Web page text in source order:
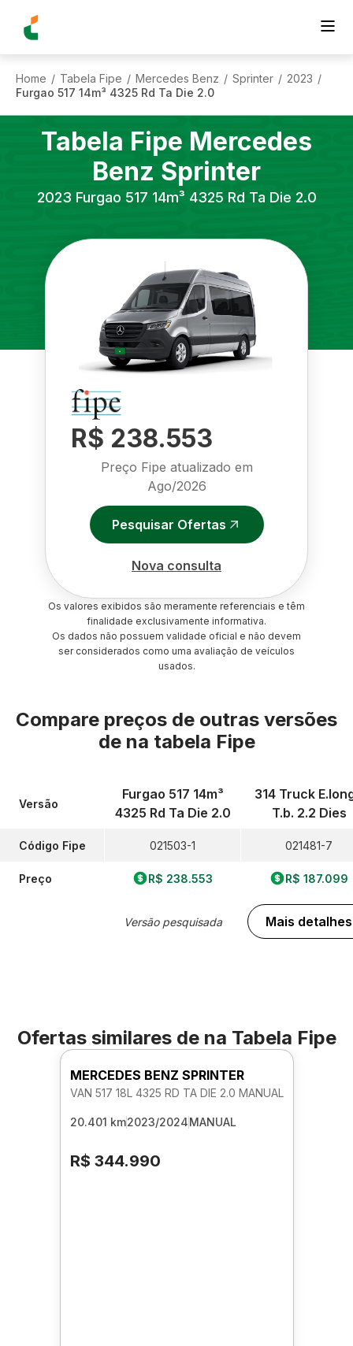
Home / Tabela Fipe / Mercedes Benz / Sprinter / 2023 /
Furgao 517 14m³ 4325 Rd Ta Die 2.0
Tabela Fipe Mercedes
Benz Sprinter
2023 Furgao 517 14m³ 4325 Rd Ta Die 2.0
R$ 238.553
Preço Fipe atualizado em
Ago/2026
Pesquisar Ofertas
Nova consulta
Os valores exibidos são meramente referenciais e têm
finalidade exclusivamente informativa.
Os dados não possuem validade oficial e não devem
ser considerados como uma avaliação de veículos
usados.
Compare preços de outras versões
de na tabela Fipe
Versão
Código Fipe
Preço
Furgao 517 14m³
4325 Rd Ta Die 2.0
021503-1
R$ 238.553
Versão pesquisada
314 Truck
T.b. 2.2 Dies
021481-7
R$ 187.099
Mais detalhes
Ofertas similares de na Tabela Fipe
MERCEDES BENZ SPRINTER
VAN 517 18L 4325 RD TA DIE 2.0 MANUAL
20.401 km2023/2024MANUAL
R$ 344.990